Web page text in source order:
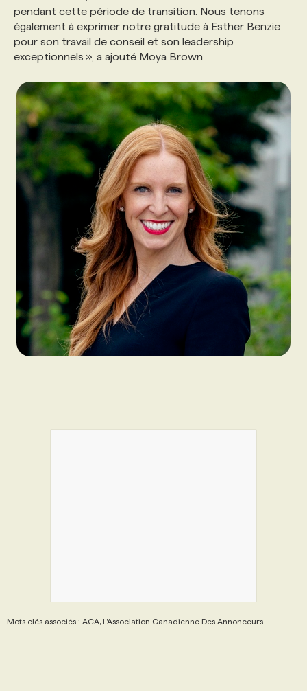
pendant cette période de transition. Nous tenons
également à exprimer notre gratitude à Esther Benzie
pour son travail de conseil et son leadership
exceptionnels », a ajouté Moya Brown.
Mots clés associés : ACA, L’Association Canadienne Des Annonceurs